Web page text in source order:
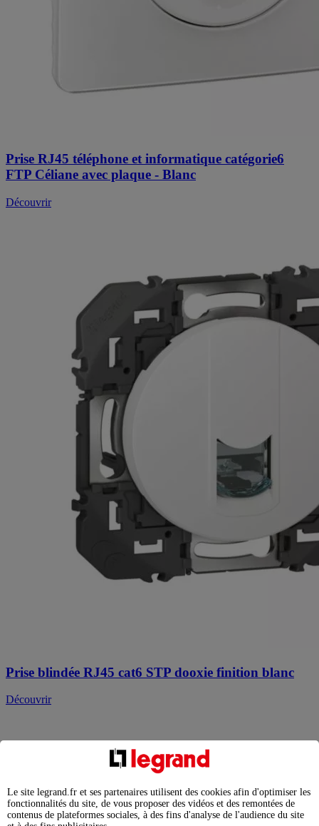
Prise RJ45 téléphone et informatique catégorie6
FTP Céliane avec plaque - Blanc
Découvrir
Prise blindée RJ45 cat6 STP dooxie finition blanc
Découvrir
Le site legrand.fr et ses partenaires utilisent des cookies afin d'optimiser les
fonctionnalités du site, de vous proposer des vidéos et des remontées de
contenus de plateformes sociales, à des fins d'analyse de l'audience du site